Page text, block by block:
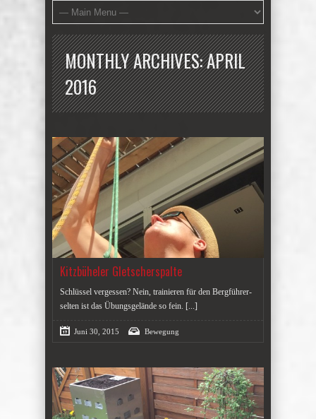
MONTHLY ARCHIVES:APRIL
2016
Kitzbüheler Gletscherspalte
Schlüssel vergessen? Nein, trainieren für den Bergführer-
selten ist das Übungsgelände so fein. [...]
Juni 30, 2015 Bewegung